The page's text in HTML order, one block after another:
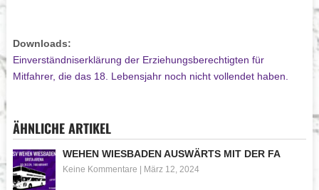
Downloads:
Einverständniserklärung der Erziehungsberechtigten für
Mitfahrer, die das 18. Lebensjahr noch nicht vollendet haben.
ÄHNLICHE ARTIKEL
WEHEN WIESBADEN AUSWÄRTS MIT DER FA
Keine Kommentare März 12, 2024